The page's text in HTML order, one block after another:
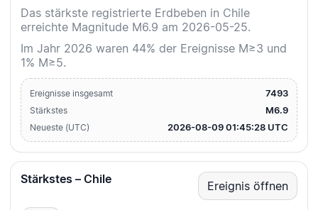
Das stärkste registrierte Erdbeben in Chile
erreichte Magnitude M6.9 am 2026-05-25.
Im Jahr 2026 waren 44% der Ereignisse M≥3 und
1% M≥5.
Ereignisse insgesamt 7493
Stärkstes M6.9
Neueste (UTC) 2026-08-09 01:45:28 UTC
Stärkstes – Chile Ereignis öffnen